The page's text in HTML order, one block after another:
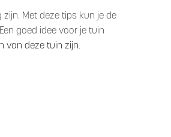
Met deze tips kun je de
goed idee voor je tuin
van deze tuin zijn.